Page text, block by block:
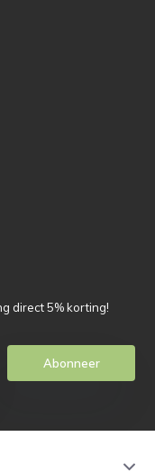
direct 5% korting!
Abonneer